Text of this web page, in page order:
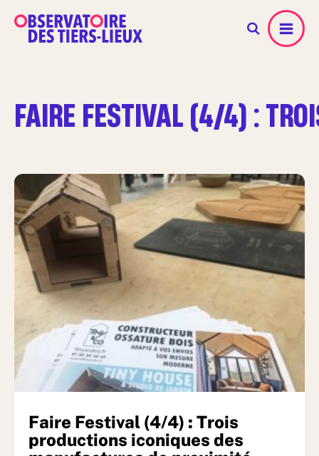
Menu
FAIRE FESTIVAL (4/4) :
Faire Festival (4/4) : Trois
productions iconiques des